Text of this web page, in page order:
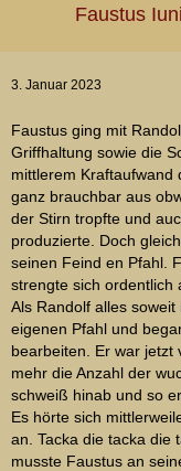
Faustus
3. Januar 2023
Faustus ging mit
Griffhaltung sowie die
mittlerem Kraftaufwand
ganz brauchbar aus
der Stirn tropfte und
produzierte. Doch
seinen Feind en Pfahl.
strengte sich ordentlich
Als Randolf alles
eigenen Pfahl und
bearbeiten. Er war jetzt
mehr die Anzahl der
schweiß hinab und so
Es hörte sich
an. Tacka die tacka die
musste Faustus an